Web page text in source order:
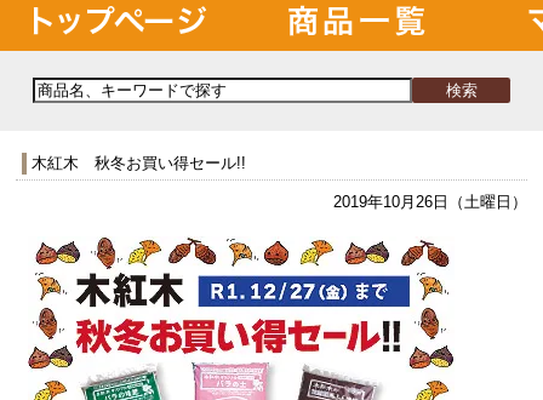
木紅木 秋冬お買い得セール!!
2019年10月26日（土曜日）